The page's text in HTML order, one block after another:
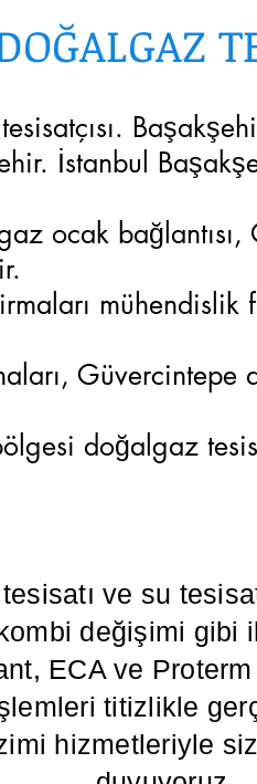
İstanbul
ocak
mühendislik
Güvercintepe
doğalgaz
ve su
değişimi gibi
ECA ve
titizlikle
hizmetleriyle